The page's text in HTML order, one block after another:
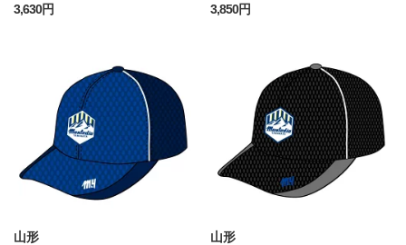
3,630円
3,850円
山形
山形